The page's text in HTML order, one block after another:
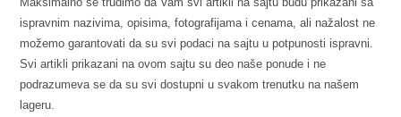
ispravnim nazivima, opisima, fotografijama i cenama, ali nažalost ne
možemo garantovati da su svi podaci na sajtu u potpunosti ispravni.
Svi artikli prikazani na ovom sajtu su deo naše ponude i ne
podrazumeva se da su svi dostupni u svakom trenutku na našem
lageru.